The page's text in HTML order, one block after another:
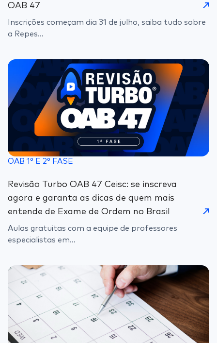
OAB 47
Inscrições começam dia 31 de julho, saiba tudo sobre
a Repes...
OAB 1° E 2° FASE
Revisão Turbo OAB 47 Ceisc: se inscreva
agora e garanta as dicas de quem mais
entende de Exame de Ordem no Brasil
Aulas gratuitas com a equipe de professores
especialistas em...